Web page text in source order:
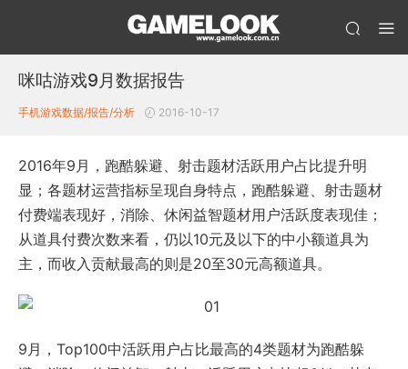
咪咕游戏9月数据报告
手机游戏数据/报告/分析 2016-10-17
2016年9月，跑酷躲避、射击题材活跃用户占比提升明
显；各题材运营指标呈现自身特点，跑酷躲避、射击题材
付费端表现好，消除、休闲益智题材用户活跃度表现佳；
从道具付费次数来看，仍以10元及以下的中小额道具为
主，而收入贡献最高的则是20至30元高额道具。
9月，Top100中活跃用户占比最高的4类题材为跑酷躲